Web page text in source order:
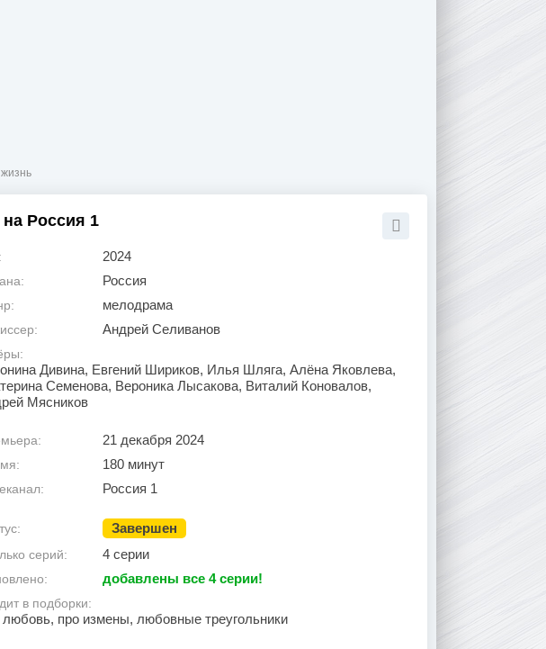
Россия 1
2024
Россия
мелодрама
Андрей Селиванов
Дивина, Евгений Шириков, Илья Шляга, Алёна Яковлева,
Семенова, Вероника Лысакова, Виталий Коновалов,
Мясников
21 декабря 2024
180 минут
Россия 1
Завершен
серий: 4 серии
добавлены все 4 серии!
в подборки:
любовь, про измены, любовные треугольники